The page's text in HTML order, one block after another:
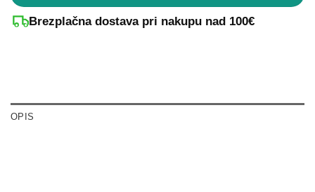
Brezplačna dostava pri nakupu nad 100€
OPIS